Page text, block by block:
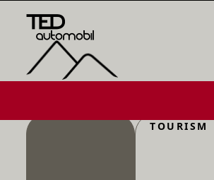
TOURISM